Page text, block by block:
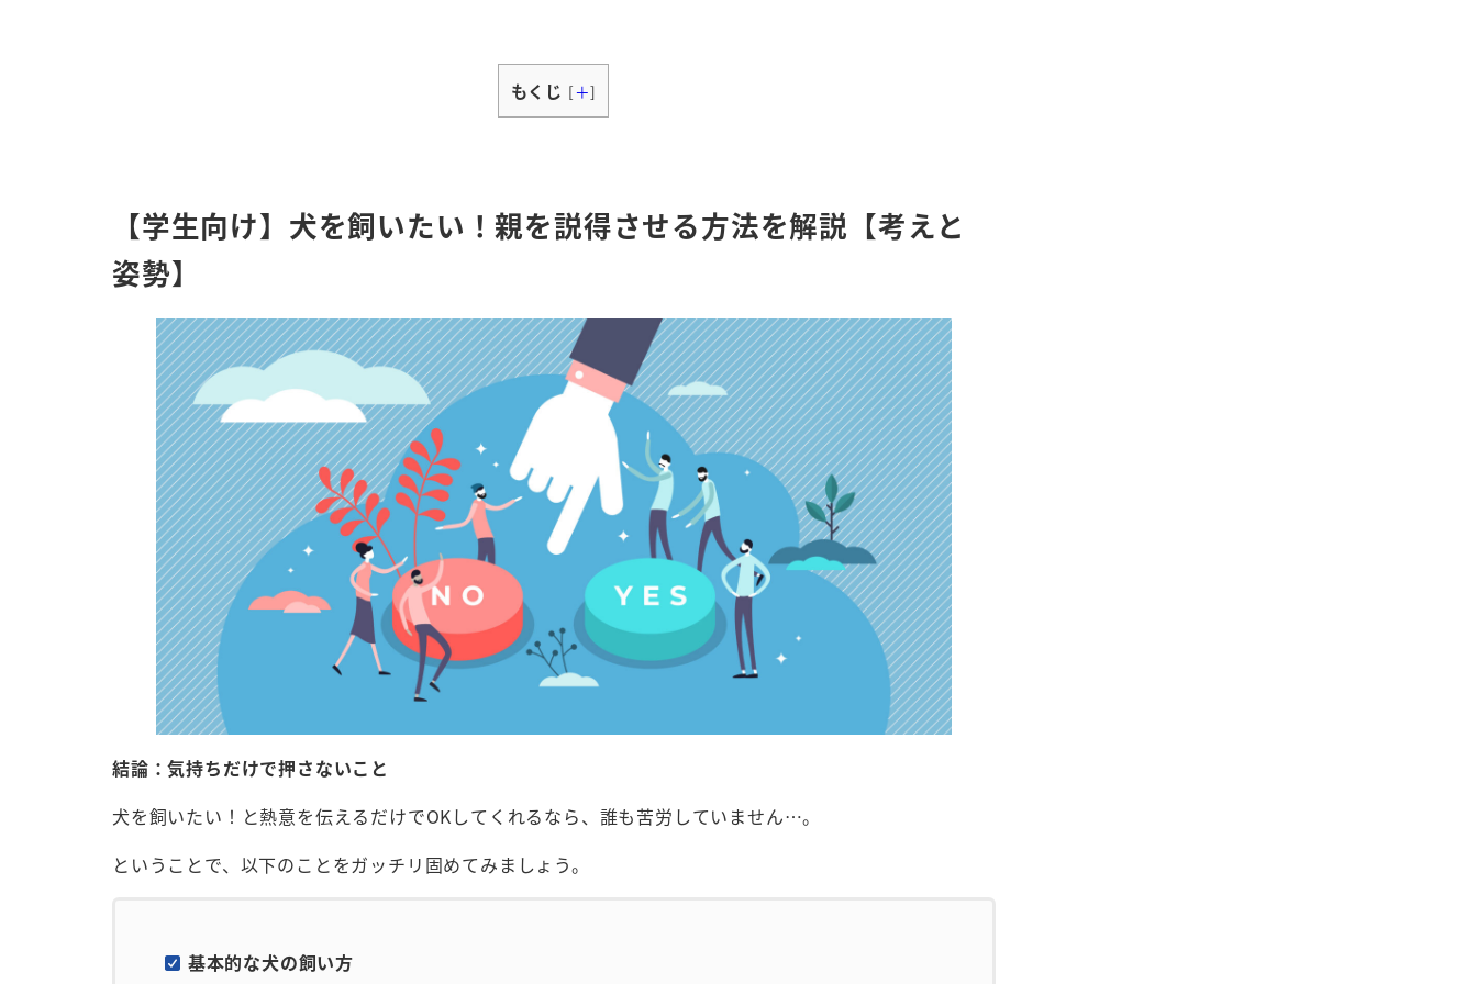
もくじ [＋]
【学生向け】犬を飼いたい！親を説得させる方法を解説【考えと
姿勢】
結論：気持ちだけで押さないこと
犬を飼いたい！と熱意を伝えるだけでOKしてくれるなら、誰も苦労していません…。
ということで、以下のことをガッチリ固めてみましょう。
基本的な犬の飼い方